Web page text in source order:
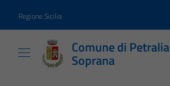
Regione Sicilia
Comune di Petralia
Soprana